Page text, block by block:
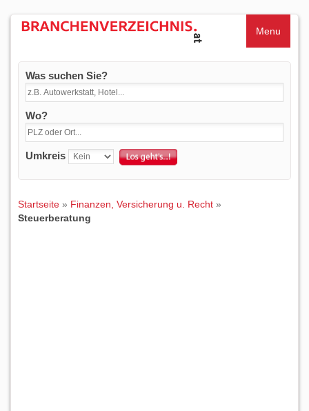
Menu
Was suchen Sie?
Wo?
Umkreis
Startseite » Finanzen, Versicherung u. Recht »
Steuerberatung